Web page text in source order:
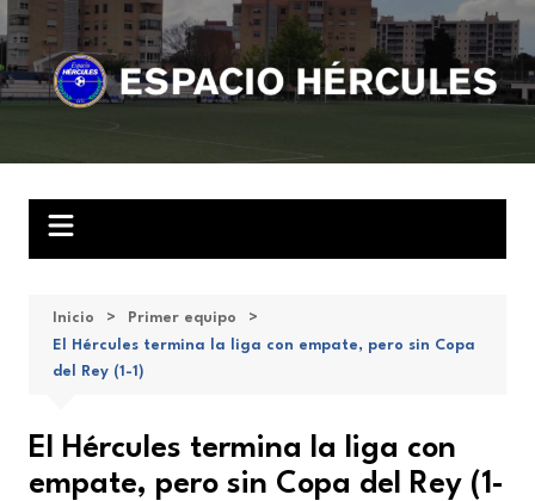
Saltar
al
contenido
Inicio
Primer equipo
El Hércules termina la liga con empate, pero sin Copa
del Rey (1-1)
El Hércules termina la liga con
empate, pero sin Copa del Rey (1-